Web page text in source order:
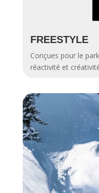
FREESTYLE
Conçues pour le
réactivité et